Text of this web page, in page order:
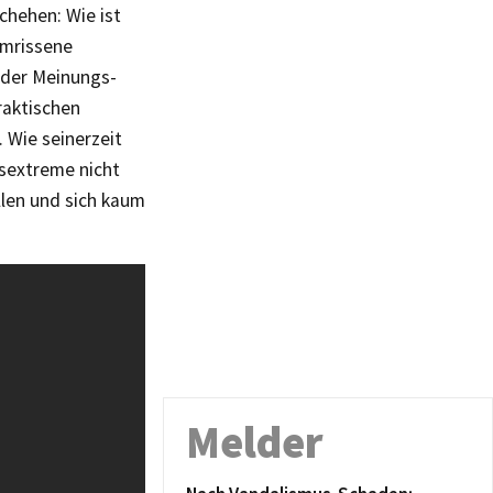
Wie ist
Meinungs-
Wie seinerzeit
nicht
und sich kaum
Melder